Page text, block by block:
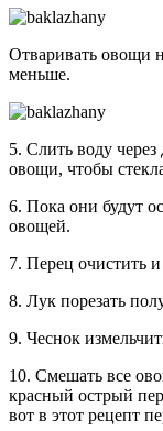
Отваривать овощи
меньше.
5. Слить воду через
овощи, чтобы
6. Пока они будут
овощей.
7. Перец очистить
8. Лук порезать
9. Чеснок
10. Смешать все
красный острый
вот в этот рецепт